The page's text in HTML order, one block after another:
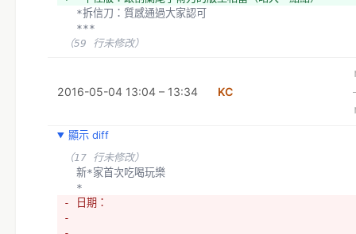
  *拆信刀：質感通過大家認可
  ***
（59 行未修改）
2016-05-04 13:04 – 13:34 KC
顯示 diff
（17 行未修改）
  新*家首次吃喝玩樂
  *
- 日期：
-